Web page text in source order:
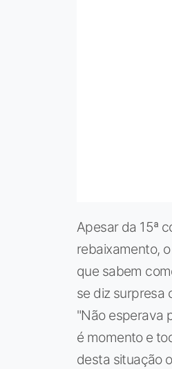
Apesar da 15ª
rebaixamento,
que sabem
se diz surpresa
"Não esperava
é momento e
desta situação